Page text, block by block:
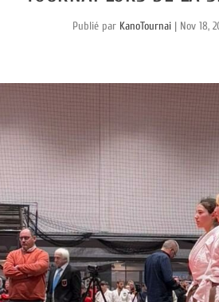
Publié par KanoTournai | Nov 18,